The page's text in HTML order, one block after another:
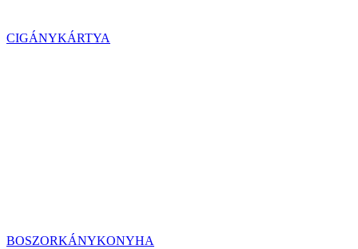
CIGÁNYKÁRTYA
BOSZORKÁNYKONYHA